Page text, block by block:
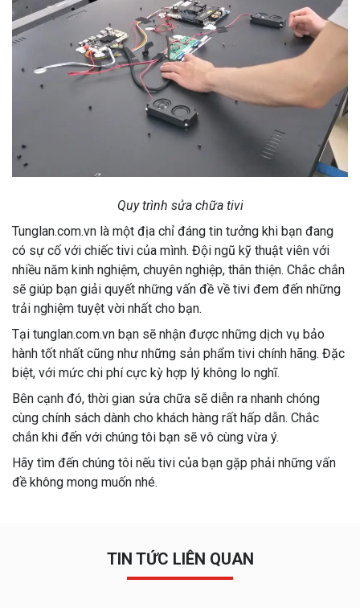
Quy trình sửa chữa tivi
Tunglan.com.vn là một địa chỉ đáng tin tưởng khi bạn đang
có sự cố với chiếc tivi của mình. Đội ngũ kỹ thuật viên với
nhiều năm kinh nghiệm, chuyên nghiệp, thân thiện. Chắc chắn
sẽ giúp bạn giải quyết những vấn đề về tivi đem đến những
trải nghiệm tuyệt vời nhất cho bạn.
Tại tunglan.com.vn bạn sẽ nhận được những dịch vụ bảo
hành tốt nhất cũng như những sản phẩm tivi chính hãng. Đặc
biệt, với mức chi phí cực kỳ hợp lý không lo nghĩ.
Bên cạnh đó, thời gian sửa chữa sẽ diễn ra nhanh chóng
cùng chính sách dành cho khách hàng rất hấp dẫn. Chắc
chắn khi đến với chúng tôi bạn sẽ vô cùng vừa ý.
Hãy tìm đến chúng tôi nếu tivi của bạn gặp phải những vấn
đề không mong muốn nhé.
TIN TỨC LIÊN QUAN